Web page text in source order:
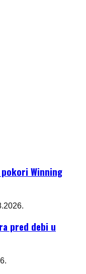
pokori Winning
pred debi u